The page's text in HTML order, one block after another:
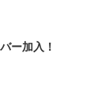
ー加入！